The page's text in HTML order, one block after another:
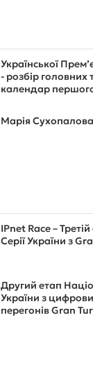
Української
- розбір головних
календар
Марія Сухопалова
IPnet Race –
Серії України з
Другий етап
України з
перегонів Gran